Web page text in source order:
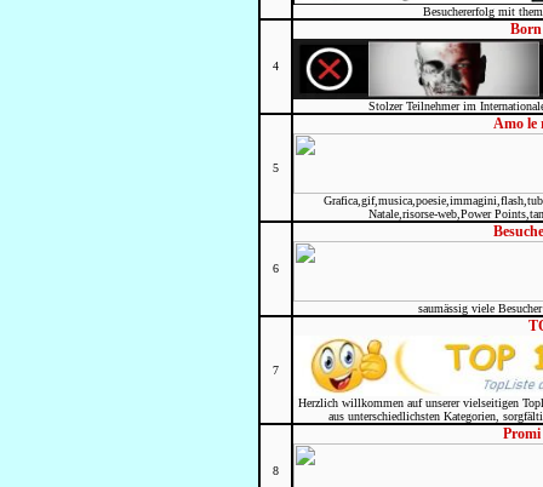
Besuchererfolg mit
4
Born
Stolzer Teilnehmer im
5
Amo le
Natale,risorse-web,Power
6
saumässig viele
7
Herzlich willkommen auf unserer vielseitigen
aus unterschiedlichsten Kategorien,
8
Promi